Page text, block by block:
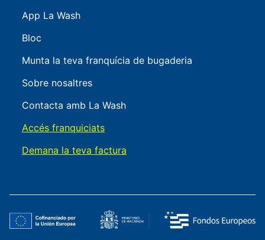
App La Wash
Bloc
Munta la teva franquícia de bugaderia
Sobre nosaltres
Contacta amb La Wash
Accés franquiciats
Demana la teva factura